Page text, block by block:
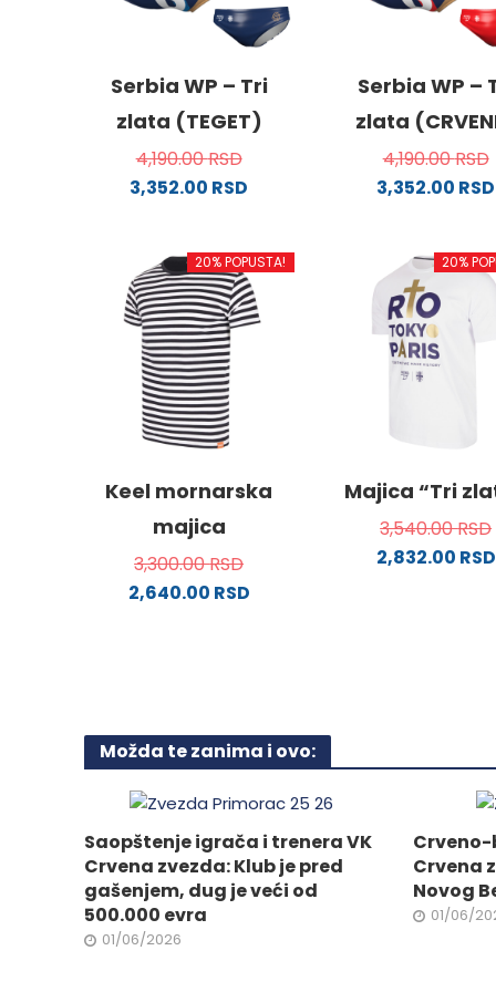
Serbia WP – Tri
zlata (TEGET)
4,190.00RSD
3,352.00 RSD
ima
više
varijanti.
Opcije
mogu
biti
izabrane
na
stranici
Serbia WP –
zlata
4,190.00RSD
3,352.00 RSD
ima
više
varijanti.
Opcije
mogu
stranici
20% POPUSTA!
Keel mornarska
majica
3,300.00RSD
2,640.00 RSD
Opcije
biti
izabrane
na
stranici
proizvoda.
20%
Majica “Tri
3,540.00RSD
2,832.00 RSD
biti
stranici
Možda te zanima i ovo:
Saopštenje igrača i trenera VK
Crvena zvezda: Klub je pred
gašenjem, dug je veći od
500.000 evra
01/06/2026
Crveno-
Crvena
Novog
01/06/